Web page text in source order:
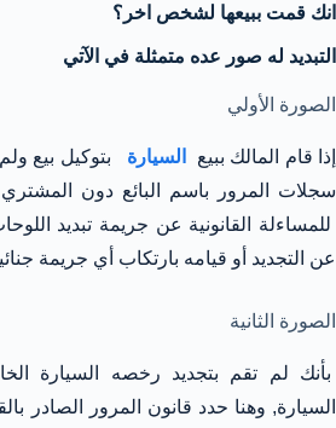
انك قمت ببيعها لشخص اخر؟
التبديد له صور عده متمثلة في الآتي
الصورة الأولي
إذا قام المالك ببيع السيارة
بتوكيل بيع
سجلات المرور باسم البائع دون
للمساءلة القانونية عن جريمة تبديد
عن التجديد أو قيامه بارتكاب أي جريمة
الصورة الثانية
بأنك لم تقم بتجديد رخصه السيارة